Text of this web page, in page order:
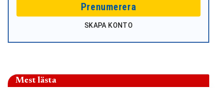
Prenumerera
SKAPA KONTO
Mest lästa